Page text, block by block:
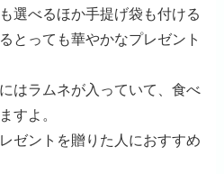
選べるほか手提げ袋も付ける
とっても華やかなプレゼント
はラムネが入っていて、食べ
すよ。
ゼントを贈りた人におすすめ